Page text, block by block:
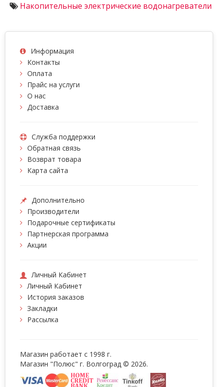
Накопительные электрические водонагреватели
Информация
Контакты
Оплата
Прайс на услуги
О нас
Доставка
Служба поддержки
Обратная связь
Возврат товара
Карта сайта
Дополнительно
Производители
Подарочные сертификаты
Партнерская программа
Акции
Личный Кабинет
Личный Кабинет
История заказов
Закладки
Рассылка
Магазин работает с 1998 г.
Магазин "Полюс" г. Волгоград © 2026.